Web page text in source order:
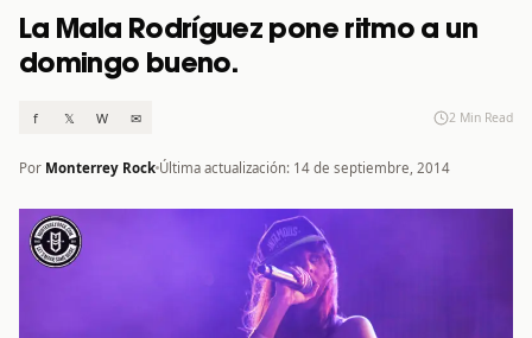
La Mala Rodríguez pone ritmo a un
domingo bueno.
f 𝕏 W ✉ 2 Min Read
Por Monterrey Rock Última actualización: 14 de septiembre, 2014